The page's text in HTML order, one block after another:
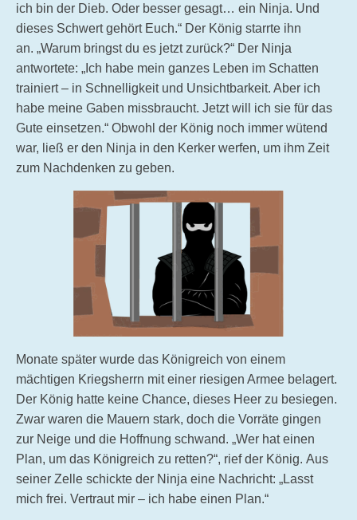
ich bin der Dieb. Oder besser gesagt… ein Ninja. Und
dieses Schwert gehört Euch.“ Der König starrte ihn
an. „Warum bringst du es jetzt zurück?“ Der Ninja
antwortete: „Ich habe mein ganzes Leben im Schatten
trainiert – in Schnelligkeit und Unsichtbarkeit. Aber ich
habe meine Gaben missbraucht. Jetzt will ich sie für das
Gute einsetzen.“ Obwohl der König noch immer wütend
war, ließ er den Ninja in den Kerker werfen, um ihm Zeit
zum Nachdenken zu geben.
Monate später wurde das Königreich von einem
mächtigen Kriegsherrn mit einer riesigen Armee belagert.
Der König hatte keine Chance, dieses Heer zu besiegen.
Zwar waren die Mauern stark, doch die Vorräte gingen
zur Neige und die Hoffnung schwand. „Wer hat einen
Plan, um das Königreich zu retten?“, rief der König. Aus
seiner Zelle schickte der Ninja eine Nachricht: „Lasst
mich frei. Vertraut mir – ich habe einen Plan.“